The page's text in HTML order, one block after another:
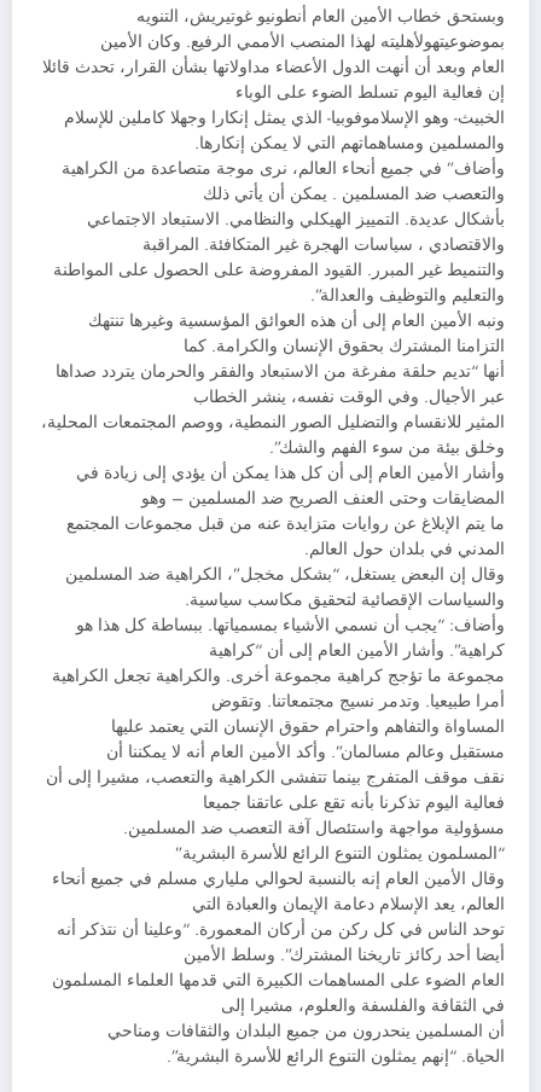
وبستحق خطاب الأمين العام أنطونيو غوتيريش، التنويه
بموضوعيتهولأهليته لهذا المنصب الأممي الرفيع. وكان الأمين
العام وبعد أن أنهت الدول الأعضاء مداولاتها بشأن القرار، تحدث قائلا
إن فعالية اليوم تسلط الضوء على الوباء
الخبيث- وهو الإسلاموفوبيا- الذي يمثل إنكارا وجهلا كاملين للإسلام
والمسلمين ومساهماتهم التي لا يمكن إنكارها.
وأضاف” في جميع أنحاء العالم، نرى موجة متصاعدة من الكراهية
والتعصب ضد المسلمين . يمكن أن يأتي ذلك
بأشكال عديدة. التمييز الهيكلي والنظامي. الاستبعاد الاجتماعي
والاقتصادي ، سياسات الهجرة غير المتكافئة. المراقبة
والتنميط غير المبرر. القيود المفروضة على الحصول على المواطنة
والتعليم والتوظيف والعدالة”.
ونبه الأمين العام إلى أن هذه العوائق المؤسسية وغيرها تنتهك
التزامنا المشترك بحقوق الإنسان والكرامة. كما
أنها “تديم حلقة مفرغة من الاستبعاد والفقر والحرمان يتردد صداها
عبر الأجيال. وفي الوقت نفسه، ينشر الخطاب
المثير للانقسام والتضليل الصور النمطية، ووصم المجتمعات المحلية،
وخلق بيئة من سوء الفهم والشك”.
وأشار الأمين العام إلى أن كل هذا يمكن أن يؤدي إلى زيادة في
المضايقات وحتى العنف الصريح ضد المسلمين – وهو
ما يتم الإبلاغ عن روايات متزايدة عنه من قبل مجموعات المجتمع
المدني في بلدان حول العالم.
وقال إن البعض يستغل، “بشكل مخجل”، الكراهية ضد المسلمين
والسياسات الإقصائية لتحقيق مكاسب سياسية.
وأضاف: “يجب أن نسمي الأشياء بمسمياتها. ببساطة كل هذا هو
كراهية”. وأشار الأمين العام إلى أن “كراهية
مجموعة ما تؤجج كراهية مجموعة أخرى. والكراهية تجعل الكراهية
أمرا طبيعيا. وتدمر نسيج مجتمعاتنا. وتقوض
المساواة والتفاهم واحترام حقوق الإنسان التي يعتمد عليها
مستقبل وعالم مسالمان”. وأكد الأمين العام أنه لا يمكننا أن
نقف موقف المتفرج بينما تتفشى الكراهية والتعصب، مشيرا إلى أن
فعالية اليوم تذكرنا بأنه تقع على عاتقنا جميعا
مسؤولية مواجهة واستئصال آفة التعصب ضد المسلمين.
“المسلمون يمثلون التنوع الرائع للأسرة البشرية”
وقال الأمين العام إنه بالنسبة لحوالي ملياري مسلم في جميع أنحاء
العالم، يعد الإسلام دعامة الإيمان والعبادة التي
توحد الناس في كل ركن من أركان المعمورة. “وعلينا أن نتذكر أنه
أيضا أحد ركائز تاريخنا المشترك”. وسلط الأمين
العام الضوء على المساهمات الكبيرة التي قدمها العلماء المسلمون
في الثقافة والفلسفة والعلوم، مشيرا إلى
أن المسلمين ينحدرون من جميع البلدان والثقافات ومناحي
الحياة. “إنهم يمثلون التنوع الرائع للأسرة البشرية”.